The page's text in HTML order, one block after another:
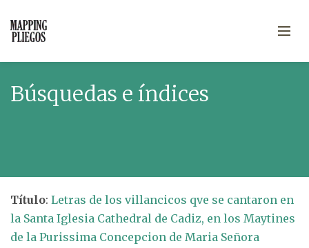
Búsquedas e índices
Título: Letras de los villancicos qve se cantaron en
la Santa Iglesia Cathedral de Cadiz, en los Maytines
de la Purissima Concepcion de Maria Señora